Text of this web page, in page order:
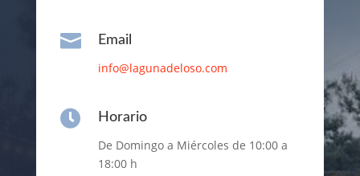
 Email
info@lagunadeloso.com
 Horario
De Domingo a Miércoles de 10:00 a
18:00 h